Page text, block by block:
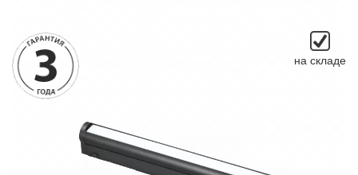
на складе